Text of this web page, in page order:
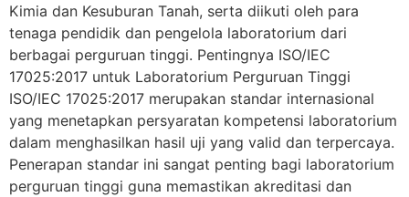
Kimia dan Kesuburan Tanah, serta diikuti oleh para
tenaga pendidik dan pengelola laboratorium dari
berbagai perguruan tinggi. Pentingnya ISO/IEC
17025:2017 untuk Laboratorium Perguruan Tinggi
ISO/IEC 17025:2017 merupakan standar internasional
yang menetapkan persyaratan kompetensi laboratorium
dalam menghasilkan hasil uji yang valid dan terpercaya.
Penerapan standar ini sangat penting bagi laboratorium
perguruan tinggi guna memastikan akreditasi dan